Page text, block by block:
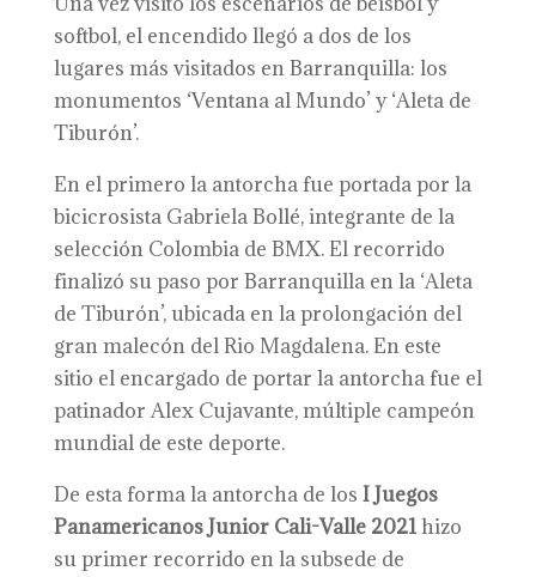
softbol, el encendido llegó a dos de los
lugares más visitados en Barranquilla: los
monumentos ‘Ventana al Mundo’ y ‘Aleta de
Tiburón’.
En el primero la antorcha fue portada por la
bicicrosista Gabriela Bollé, integrante de la
selección Colombia de BMX. El recorrido
finalizó su paso por Barranquilla en la ‘Aleta
de Tiburón’, ubicada en la prolongación del
gran malecón del Rio Magdalena. En este
sitio el encargado de portar la antorcha fue el
patinador Alex Cujavante, múltiple campeón
mundial de este deporte.
De esta forma la antorcha de los I Juegos
Panamericanos Junior Cali-Valle 2021hizo
su primer recorrido en la subsede de